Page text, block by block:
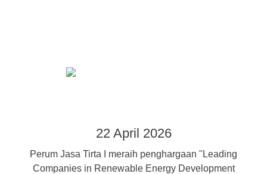
22 April 2026
Perum Jasa Tirta I meraih penghargaan "Leading
Companies in Renewable Energy Development